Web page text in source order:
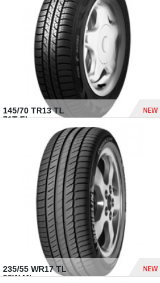
145/70 TR13 TL
71T FI...
NEW
235/55 WR17 TL
99W MI...
NEW